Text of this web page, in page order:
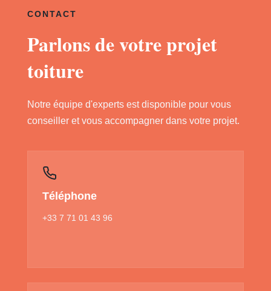
CONTACT
Parlons de votre projet
toiture
Notre équipe d'experts est disponible pour vous
conseiller et vous accompagner dans votre projet.
Téléphone
+33 7 71 01 43 96